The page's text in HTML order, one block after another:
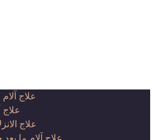
علاج
علاج
علاج
علاج آلام ما